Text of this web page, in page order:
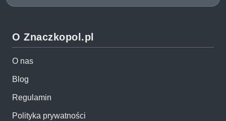
O Znaczkopol.pl
O nas
Blog
Regulamin
Polityka prywatności